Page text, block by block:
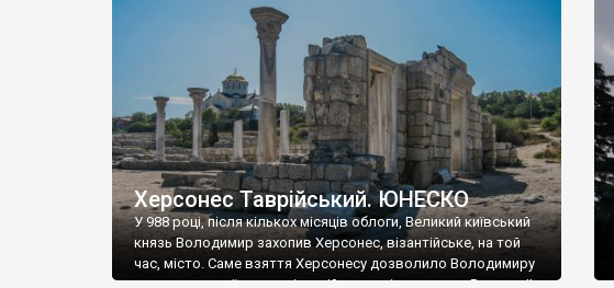
візантійської доби. Раритети викрадені з фондів об’єкту
культурної спадщини ЮНЕСКО «Херсонеса Таврійського».
Офіційно – на виставку «Золото Візантії», але експерти та
влада в Україні вважають це лише […]
Херсонес Таврійський. ЮНЕСКО
У 988 році, після кількох місяців облоги, Великий київський
князь Володимир захопив Херсонес, візантійське, на той
час, місто. Саме взяття Херсонесу дозволило Володимиру
диктувати свої умови візантійському імператору Василю ІІ,